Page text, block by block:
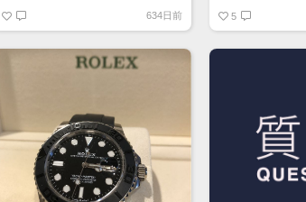
フォームからご予約ください！
634日前
オールトリチウム
5